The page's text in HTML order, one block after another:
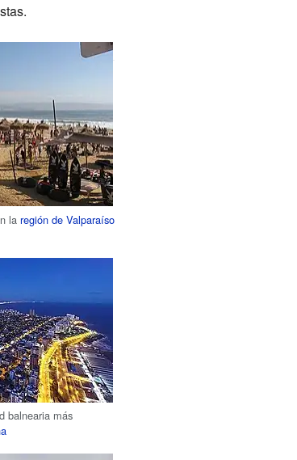
laregión de Valparaíso
balnearia más